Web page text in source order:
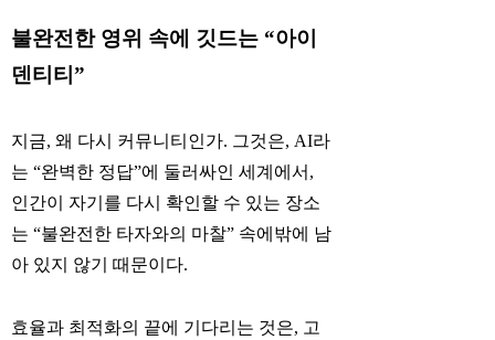
불완전한 영위 속에 깃드는 “아이
덴티티”
지금, 왜 다시 커뮤니티인가. 그것은, AI라
는 “완벽한 정답”에 둘러싸인 세계에서,
인간이 자기를 다시 확인할 수 있는 장소
는 “불완전한 타자와의 마찰” 속에밖에 남
아 있지 않기 때문이다.
효율과 최적화의 끝에 기다리는 것은, 고